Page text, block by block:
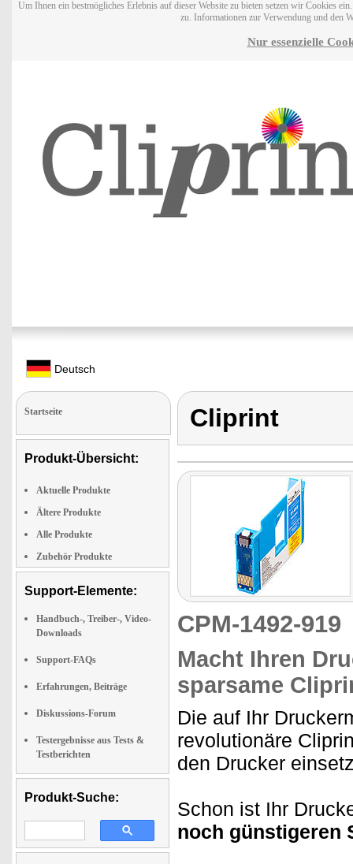
Um Ihnen ein bestmögliches Erlebnis auf dieser Website zu bieten setzen wir Cookies
zu. Informationen zur Verwendung und den
Nur essenzielle
Deutsch
Startseite
Produkt-Übersicht:
Aktuelle Produkte
Ältere Produkte
Alle Produkte
Zubehör Produkte
Support-Elemente:
Handbuch-, Treiber-, Video-
Downloads
Support-FAQs
Erfahrungen, Beiträge
Diskussions-Forum
Testergebnisse aus Tests &
Testberichten
Produkt-Suche:
Cliprint
CPM-1492-
Macht Ihren
sparsame
Die auf Ihr
revolutionäre
den Drucker
Schon ist Ihr
noch günstigeren